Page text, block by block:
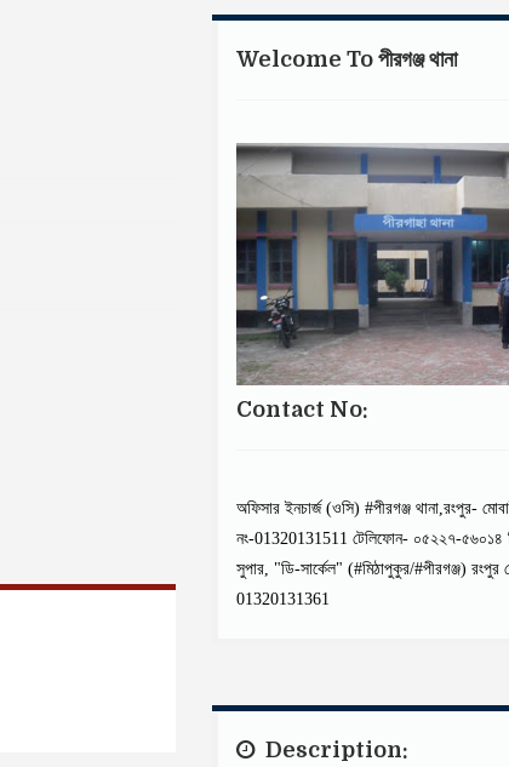
Welcome To পীরগঞ্জ থানা
Contact No:
অফিসার ইনচার্জ (ওসি) #পীরগঞ্জ থানা,রংপুর-
নং-01320131511 টেলিফোন- ০৫২২৭-৫৬০১৪
সুপার, "ডি-সার্কেল" (#মিঠাপুকুর/#পীরগঞ্জ) রংপুর
01320131361
Description: